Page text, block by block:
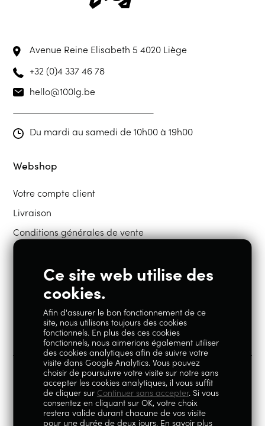
Avenue Reine Elisabeth 54020 Liège
+32 (0)4 337 46 78
hello@100lg.be
Du mardi au samedi de 10h00 à 19h00
Webshop
Votre compte client
Livraison
Conditions générales de vente
Restons en contact
Instagram Facebook
100% Liégeois est un concept de la société Geoby SRL, TVA
BE0759.717.658, sise Avenue Reine Elisabeth 5 à 4020 Liège.
Ce site web utilise des
cookies.
Afin d'assurer le bon fonctionnement de ce
site, nous utilisons toujours des cookies
fonctionnels. En plus des ces cookies
fonctionnels, nous aimerions également utiliser
des cookies analytiques afin de suivre votre
visite dans Google Analytics. Vous pouvez
choisir de poursuivre votre visite sur notre sans
accepter les cookies analytiques, il vous suffit
de cliquer sur Continuer sans accepter. Si vous
consentez en cliquant sur OK, votre choix
restera valide durant chacune de vos visite
pour une durée de deux jours. En savoir plus